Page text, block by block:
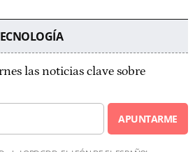
las noticias clave sobre
APUNTARME